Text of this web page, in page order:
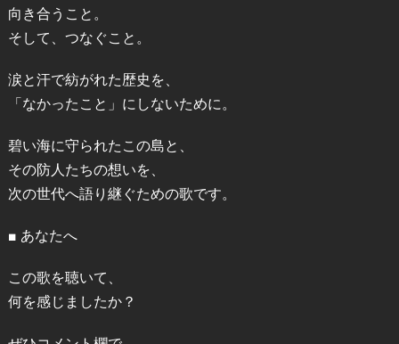
向き合うこと。
そして、つなぐこと。
涙と汗で紡がれた歴史を、
「なかったこと」にしないために。
碧い海に守られたこの島と、
その防人たちの想いを、
次の世代へ語り継ぐための歌です。
■ あなたへ
この歌を聴いて、
何を感じましたか？